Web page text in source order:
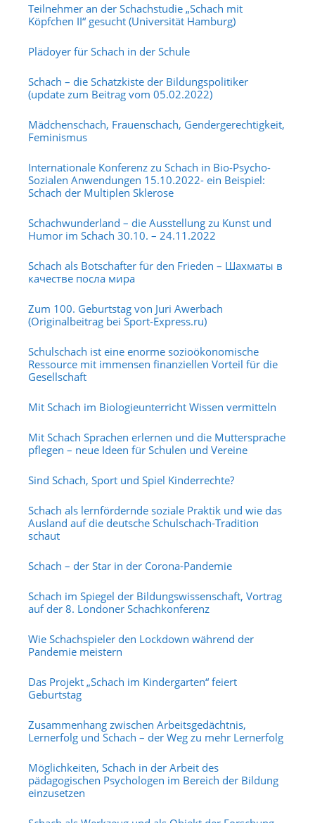
Teilnehmer an der Schachstudie „Schach mit
Köpfchen II“ gesucht (Universität Hamburg)
Plädoyer für Schach in der Schule
Schach – die Schatzkiste der Bildungspolitiker
(update zum Beitrag vom 05.02.2022)
Mädchenschach, Frauenschach, Gendergerechtigkeit,
Feminismus
Internationale Konferenz zu Schach in Bio-Psycho-
Sozialen Anwendungen 15.10.2022- ein Beispiel:
Schach der Multiplen Sklerose
Schachwunderland – die Ausstellung zu Kunst und
Humor im Schach 30.10. – 24.11.2022
Schach als Botschafter für den Frieden – Шахматы в
качестве посла мира
Zum 100. Geburtstag von Juri Awerbach
(Originalbeitrag bei Sport-Express.ru)
Schulschach ist eine enorme sozioökonomische
Ressource mit immensen finanziellen Vorteil für die
Gesellschaft
Mit Schach im Biologieunterricht Wissen vermitteln
Mit Schach Sprachen erlernen und die Muttersprache
pflegen – neue Ideen für Schulen und Vereine
Sind Schach, Sport und Spiel Kinderrechte?
Schach als lernfördernde soziale Praktik und wie das
Ausland auf die deutsche Schulschach-Tradition
schaut
Schach – der Star in der Corona-Pandemie
Schach im Spiegel der Bildungswissenschaft, Vortrag
auf der 8. Londoner Schachkonferenz
Wie Schachspieler den Lockdown während der
Pandemie meistern
Das Projekt „Schach im Kindergarten“ feiert
Geburtstag
Zusammenhang zwischen Arbeitsgedächtnis,
Lernerfolg und Schach – der Weg zu mehr Lernerfolg
Möglichkeiten, Schach in der Arbeit des
pädagogischen Psychologen im Bereich der Bildung
einzusetzen